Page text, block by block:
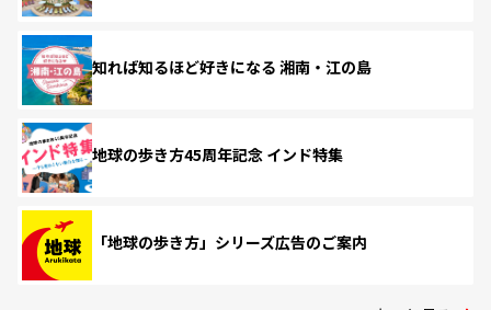
知れば知るほど好きになる 湘南・江の島
地球の歩き方45周年記念 インド特集
「地球の歩き方」シリーズ広告のご案内